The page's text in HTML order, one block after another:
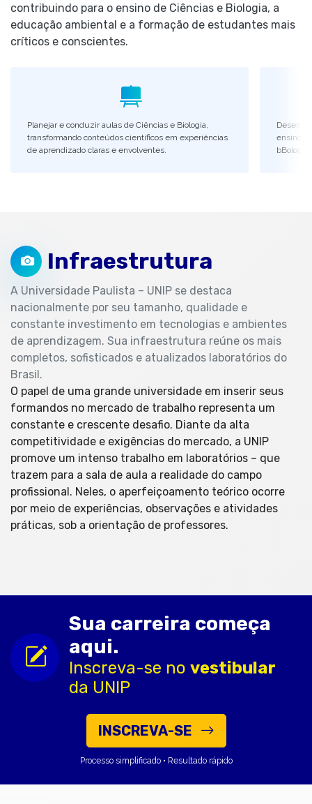
contribuindo para o ensino de Ciências e Biologia, a
educação ambiental e a formação de estudantes mais
críticos e conscientes.
Planejar e conduzir aulas de Ciências e Biologia,
transformando conteúdos científicos em experiências
de aprendizado claras e envolventes.
ensino e
bBologia
Infraestrutura
A Universidade Paulista – UNIP se destaca
nacionalmente por seu tamanho, qualidade e
constante investimento em tecnologias e ambientes
de aprendizagem. Sua infraestrutura reúne os mais
completos, sofisticados e atualizados laboratórios do
Brasil.
O papel de uma grande universidade em inserir seus
formandos no mercado de trabalho representa um
constante e crescente desafio. Diante da alta
competitividade e exigências do mercado, a UNIP
promove um intenso trabalho em laboratórios – que
trazem para a sala de aula a realidade do campo
profissional. Neles, o aperfeiçoamento teórico ocorre
por meio de experiências, observações e atividades
práticas, sob a orientação de professores.
Sua carreira começa
aqui.
Inscreva-se no vestibular
da UNIP
INSCREVA-SE
Processo simplificado • Resultado rápido